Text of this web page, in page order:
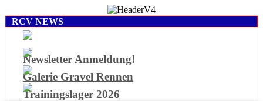
RCV NEWS
Newsletter Anmeldung!
Galerie Gravel Rennen
Trainingslager 2026